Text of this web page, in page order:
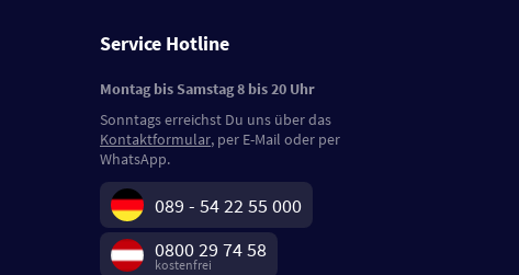
Service Hotline
Montag bis Samstag 8 bis 20 Uhr
Sonntags erreichst Du uns über das
Kontaktformular, per E-Mail oder per
WhatsApp.
089 - 54 22 55 000
0800 29 74 58
kostenfrei